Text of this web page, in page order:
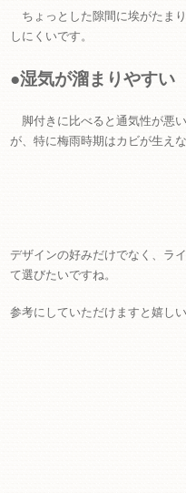
ちょっとした隙間に埃がたま
しにくいです。
●湿気が溜まりやすい
脚付きに比べると通気性が悪
が、特に梅雨時期はカビが生え
デザインの好みだけでなく、ラ
て選びたいですね。
参考にしていただけますと嬉し